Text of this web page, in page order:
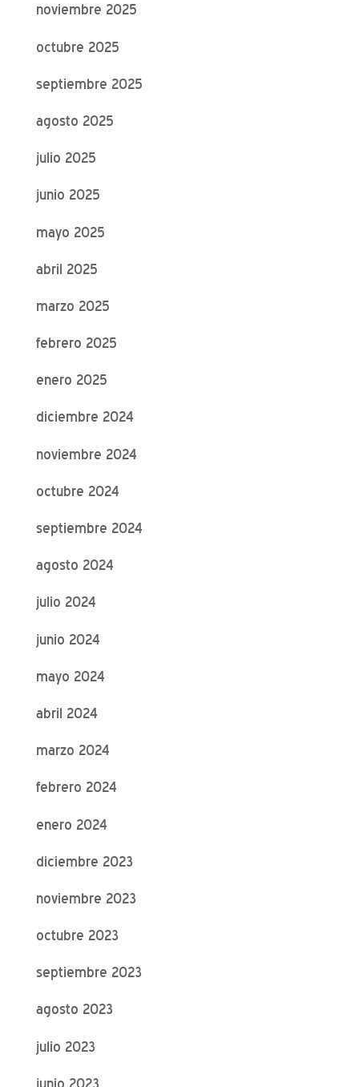
noviembre 2025
octubre 2025
septiembre 2025
agosto 2025
julio 2025
junio 2025
mayo 2025
abril 2025
marzo 2025
febrero 2025
enero 2025
diciembre 2024
noviembre 2024
octubre 2024
septiembre 2024
agosto 2024
julio 2024
junio 2024
mayo 2024
abril 2024
marzo 2024
febrero 2024
enero 2024
diciembre 2023
noviembre 2023
octubre 2023
septiembre 2023
agosto 2023
julio 2023
junio 2023